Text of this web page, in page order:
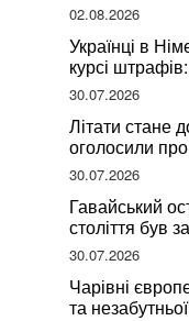
02.08.2026
Українці в
курсі
борги
30.07.2026
Літати стане
оголосили
вибору місць
30.07.2026
Гавайський
століття був
починає
30.07.2026
Чарівні
та